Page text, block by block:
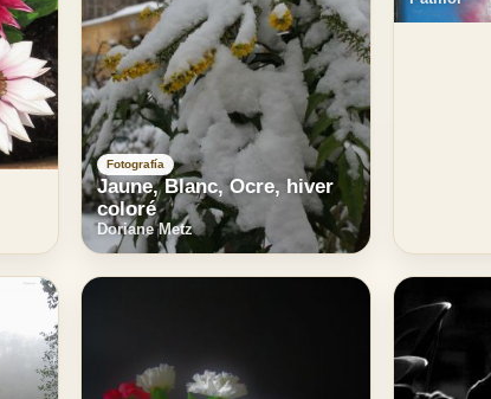
Fotografía
Jaune, Blanc, Ocre, hiver
coloré
Doriane Metz